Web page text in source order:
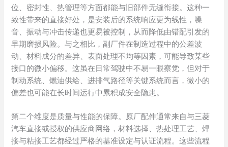
位、密封性、热管理等方面都能与旧部件无缝衔接。这种一
致性带来的直接好处，是安装后的系统响应更为线性，噪
音、振动与冲击传递也更易被控制，从而降低由错配引发的
早期磨损风险。与之相比，副厂件在制造过程中的公差波
动、材料成分的差异、表面处理不均等因素，可能导致某些
接口的微小偏移。这虽在日常驾驶中不易一眼察觉，但对于
制动系统、燃油供给、进排气路径等关键系统而言，微小的
偏差也可能在长时间运行中累积成安全隐患。
第二个维度是质量与性能的保障。原厂配件通常来自与三菱
汽车直接或授权的供应商网络，材料选择、热处理工艺、焊
接与粘接工艺都经过严格的基准设定与认证流程。这些流程